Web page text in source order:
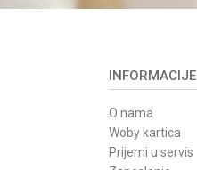
INFORMACIJE
O nama
Woby kartica
Prijemi u servis